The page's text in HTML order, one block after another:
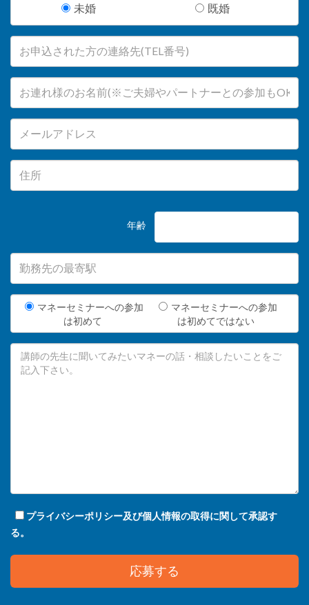
未婚 既婚
年齢
マネーセミナーへの参加
は初めて
マネーセミナーへの参加
は初めてではない
プライバシーポリシー及び個人情報の取得に関して承認す
る。